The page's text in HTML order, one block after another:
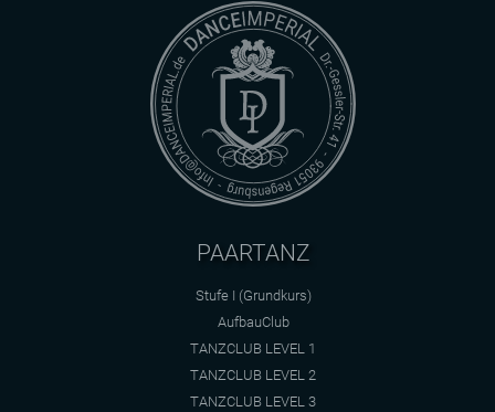
PAARTANZ
Stufe I (Grundkurs)
AufbauClub
TANZCLUB LEVEL 1
TANZCLUB LEVEL 2
TANZCLUB LEVEL 3